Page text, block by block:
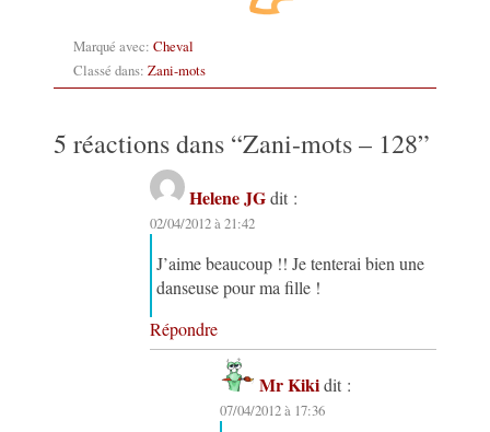
Marqué avec: Cheval
Classé dans: Zani-mots
5 réactions dans “Zani-mots – 128”
Helene JG dit :
02/04/2012 à 21:42
J’aime beaucoup !! Je tenterai bien une
danseuse pour ma fille !
Répondre
Mr Kiki dit :
07/04/2012 à 17:36